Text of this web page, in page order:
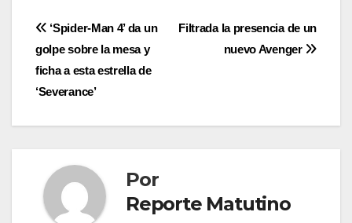
Navegación
de
entradas
Filtrada la presencia de un
nuevo Avenger
‘Spider-Man 4’ da un
golpe sobre la mesa y
ficha a esta estrella de
‘Severance’
Por
Reporte Matutino